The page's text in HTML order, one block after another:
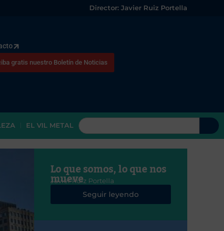
Director: Javier Ruiz Portella
gratis nuestro Boletín de Noticias
EL VIL METAL
Lo que somos, lo que nos
mueve
Javier Ruiz Portella
Seguir leyendo